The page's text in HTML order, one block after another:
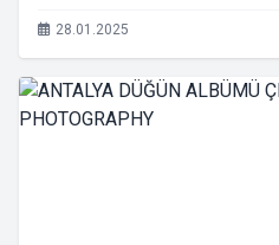
28.01.2025